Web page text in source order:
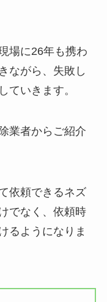
場に26年も携わ
ながら、失敗し
ていきます。
業者からご紹介
依頼できるネズ
でなく、依頼時
るようになりま